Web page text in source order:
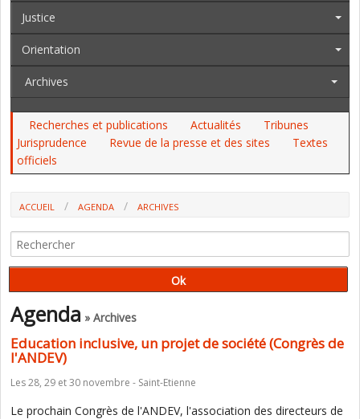
Justice
Orientation
Archives
Recherches et publications Actualités
Tribunes
Jurisprudence
Revue de la presse et des sites
Textes
officiels
ACCUEIL AGENDA
ARCHIVES
L'ANDEV)
Agenda » Archives
Education inclusive, un projet de société (Congrès de
l'ANDEV)
Les 28, 29 et 30 novembre - Saint-Etienne
Le prochain Congrès de l'ANDEV, l'association des directeurs de